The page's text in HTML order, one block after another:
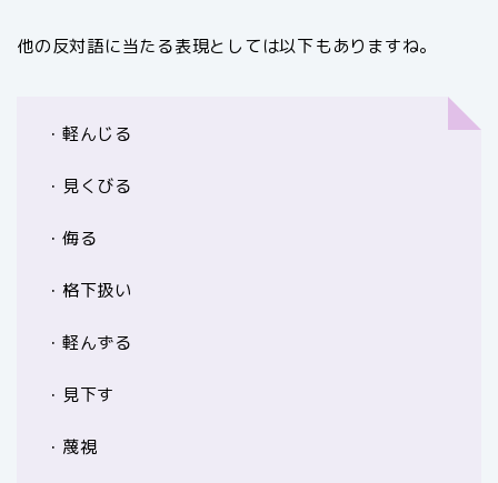
他の反対語に当たる表現としては以下もありますね。
・軽んじる
・見くびる
・侮る
・格下扱い
・軽んずる
・見下す
・蔑視